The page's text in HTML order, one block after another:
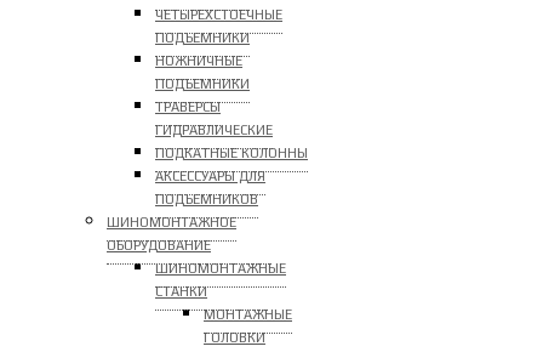
ЧЕТЫРЕХСТОЕЧНЫЕ
ПОДЪЕМНИКИ
НОЖНИЧНЫЕ
ПОДЪЕМНИКИ
ТРАВЕРСЫ
ГИДРАВЛИЧЕСКИЕ
ПОДКАТНЫЕ КОЛОННЫ
АКСЕССУАРЫ ДЛЯ
ПОДЪЕМНИКОВ
ШИНОМОНТАЖНОЕ
ОБОРУДОВАНИЕ
ШИНОМОНТАЖНЫЕ
СТАНКИ
МОНТАЖНЫЕ
ГОЛОВКИ